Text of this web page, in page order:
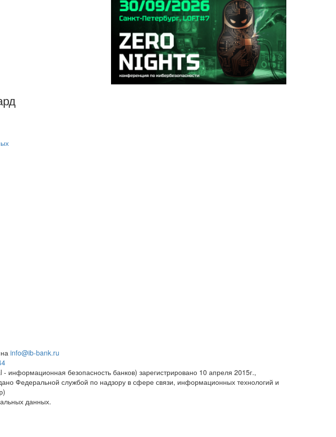
info@ib-bank.ru
информационная безопасность банков) зарегистрировано 10 апреля 2015г.,
Федеральной службой по надзору в сфере связи, информационных технологий и
данных.